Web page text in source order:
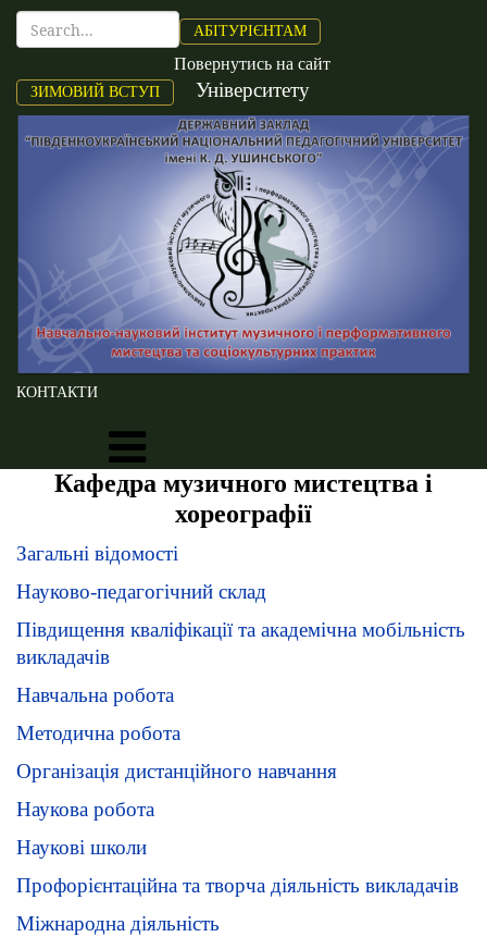
АБІТУРІЄНТАМ
ЗИМОВИЙ ВСТУП
Повернутись на сайт
Університету
КОНТАКТИ
Кафедра музичного мистецтва і
хореографії
Загальні відомості
Науково-педагогічний склад
Півдищення кваліфікації та академічна мобільність
викладачів
Навчальна робота
Методична робота
Організація дистанційного навчання
Наукова робота
Наукові школи
Профорієнтаційна та творча діяльність викладачів
Міжнародна діяльність